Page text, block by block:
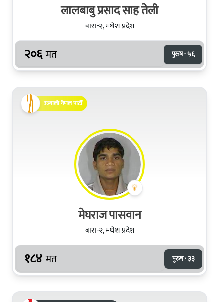
लालबाबु प्रसाद साह तेली
बारा-२, मधेश प्रदेश
२०६ मत पुरुष · ५६
उज्यालो नेपाल पार्टी
मेघराज पासवान
बारा-२, मधेश प्रदेश
१८४ मत पुरुष · ३३